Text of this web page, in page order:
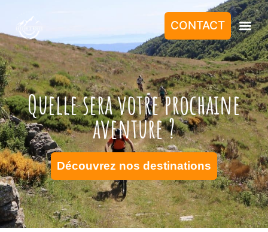
CONTACT
Quelle sera votre prochaine
aventure ?
Découvrez nos destinations